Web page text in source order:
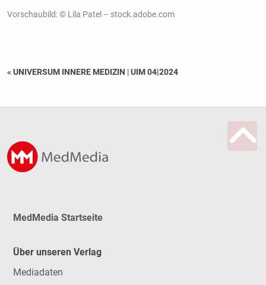
Vorschaubild: © Lila Patel – stock.adobe.com
« UNIVERSUM INNERE MEDIZIN |UIM 04|2024
MedMedia Startseite
Über unseren Verlag
Mediadaten